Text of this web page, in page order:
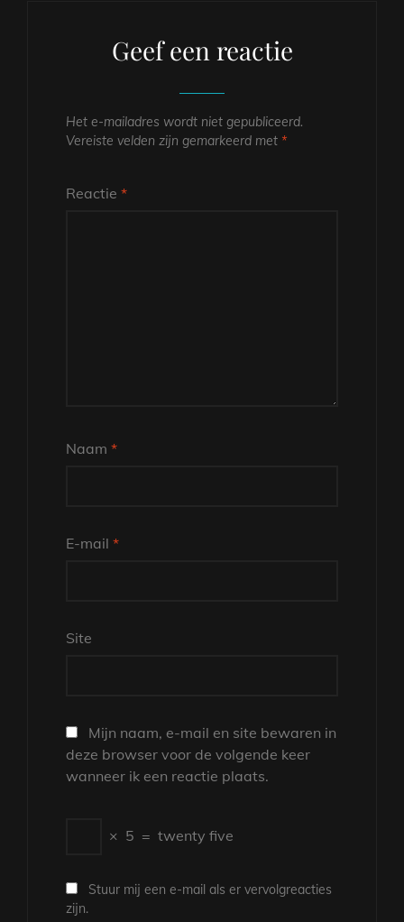
Geef een reactie
Het e-mailadres wordt niet gepubliceerd.
Vereiste velden zijn gemarkeerd met *
Reactie *
Naam *
E-mail *
Site
Mijn naam, e-mail en site bewaren in
deze browser voor de volgende keer
wanneer ik een reactie plaats.
× 5 = twenty five
Stuur mij een e-mail als er vervolgreacties
zijn.